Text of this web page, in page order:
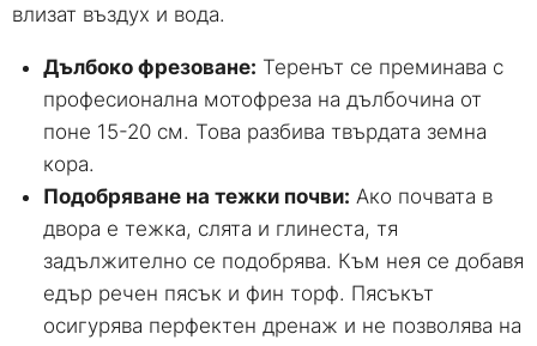
влизат въздух и вода.
Дълбоко фрезоване: Теренът се преминава с
професионална мотофреза на дълбочина от
поне 15-20 см. Това разбива твърдата земна
кора.
Подобряване на тежки почви: Ако почвата в
двора е тежка, слята и глинеста, тя
задължително се подобрява. Към нея се добавя
едър речен пясък и фин торф. Пясъкът
осигурява перфектен дренаж и не позволява на